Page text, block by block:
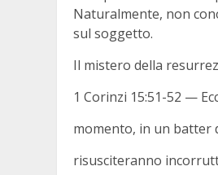
Naturalmente, non
sul soggetto.
Il mistero della
1 Corinzi 15:51-52 —
momento, in un batter
risusciteranno